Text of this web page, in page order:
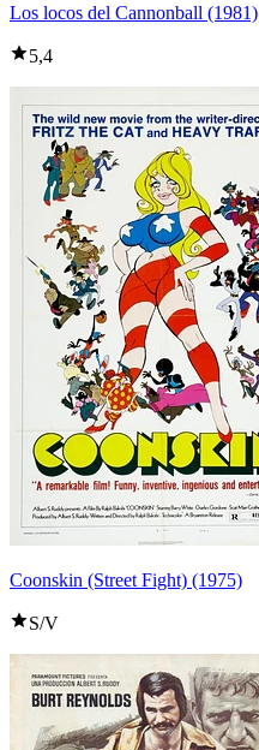
Los locos del Cannonball (1981)
5,4
Coonskin (Street Fight) (1975)
S/V